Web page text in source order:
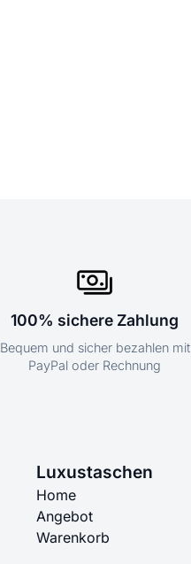
100% sichere Zahlung
Bequem und sicher bezahlen mit
PayPal oder Rechnung
Luxustaschen
Home
Angebot
Warenkorb